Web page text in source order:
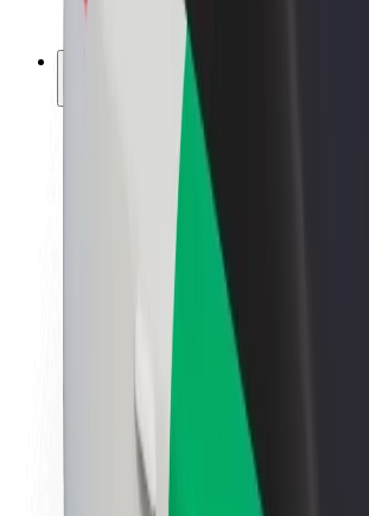
ფრენჩაიზი
ვაკანსიები
Bolt-ის შესახებ
Bolt და ეკომეგობრულობა
ნულოვანი პროექტი
სიახლეები
ბრენდის გზამკვლევი
მისია
ინვესტორებთან ურთიერთობა
ლიდერობა